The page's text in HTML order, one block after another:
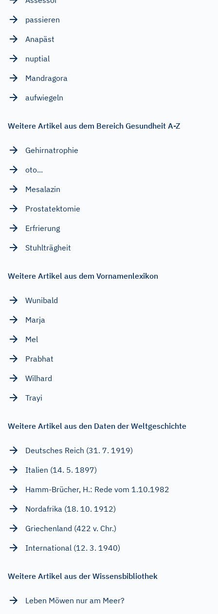
passieren
Anapäst
nuptial
Mandragora
aufwiegeln
Weitere Artikel aus dem Bereich Gesundheit A-Z
Gehirnatrophie
oto...
Mesalazin
Prostatektomie
Erfrierung
Stuhlträgheit
Weitere Artikel aus dem Vornamenlexikon
Wunibald
Marja
Mel
Prabhat
Wilhard
Trayi
Weitere Artikel aus den Daten der Weltgeschichte
Deutsches Reich (31. 7. 1919)
Italien (14. 5. 1897)
Hamm-Brücher, H.: Rede vom 1.10.1982
Nordafrika (18. 10. 1912)
Griechenland (422 v. Chr.)
International (12. 3. 1940)
Weitere Artikel aus der Wissensbibliothek
Leben Möwen nur am Meer?